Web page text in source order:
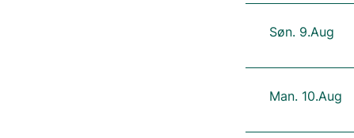
Søn. 9.Aug
Man. 10.Aug